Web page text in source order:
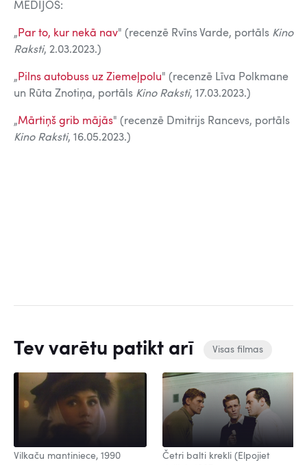
MEDIJOS:
„ Par to, kur nekā nav" (recenzē Rvīns Varde, portāls Kino
Raksti, 2.03.2023.)
„ Pilns autobuss uz Ziemeļpolu" (recenzē Līva Polkmane
un Rūta Znotiņa, portāls Kino Raksti, 17.03.2023.)
„Mārtiņš grib mājās" (recenzē Dmitrijs Rancevs, portāls
Kino Raksti, 16.05.2023.)
Tev varētu patikt arī Visas filmas
Vilkaču mantiniece, 1990
Četri balti krekli (Elpojiet